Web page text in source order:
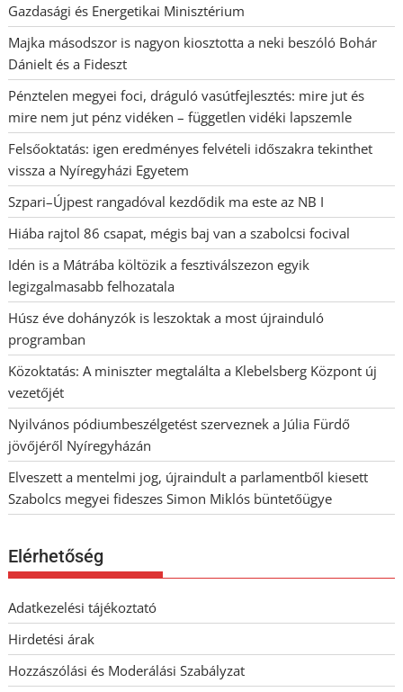
Gazdasági és Energetikai Minisztérium
Majka másodszor is nagyon kiosztotta a neki beszóló Bohár
Dánielt és a Fideszt
Pénztelen megyei foci, dráguló vasútfejlesztés: mire jut és
mire nem jut pénz vidéken – független vidéki lapszemle
Felsőoktatás: igen eredményes felvételi időszakra tekinthet
vissza a Nyíregyházi Egyetem
Szpari–Újpest rangadóval kezdődik ma este az NB I
Hiába rajtol 86 csapat, mégis baj van a szabolcsi focival
Idén is a Mátrába költözik a fesztiválszezon egyik
legizgalmasabb felhozatala
Húsz éve dohányzók is leszoktak a most újrainduló
programban
Közoktatás: A miniszter megtalálta a Klebelsberg Központ új
vezetőjét
Nyilvános pódiumbeszélgetést szerveznek a Júlia Fürdő
jövőjéről Nyíregyházán
Elveszett a mentelmi jog, újraindult a parlamentből kiesett
Szabolcs megyei fideszes Simon Miklós büntetőügye
Elérhetőség
Adatkezelési tájékoztató
Hirdetési árak
Hozzászólási és Moderálási Szabályzat